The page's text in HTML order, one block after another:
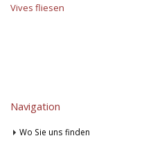
Vives fliesen
Navigation
Wo Sie uns finden